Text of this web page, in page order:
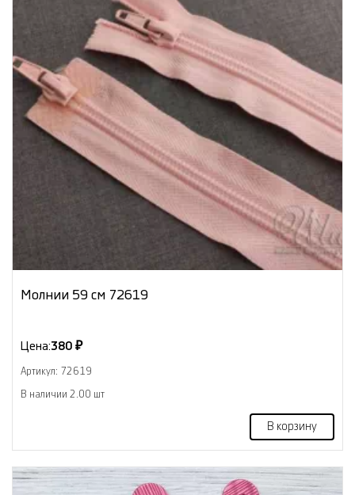
Молнии 59 см 72619
Цена:380 ₽
Артикул: 72619
В наличии 2.00 шт
В корзину